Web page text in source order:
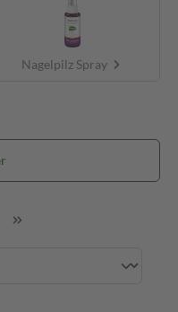
Nagelpilz Spray